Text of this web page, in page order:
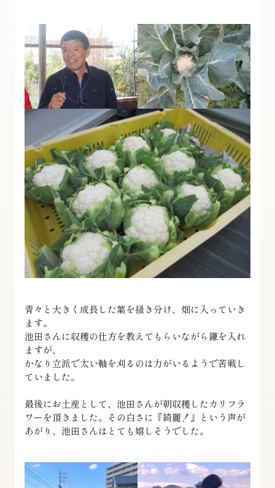
青々と大きく成長した葉を掻き分け、畑に入っていき
ます。
池田さんに収穫の仕方を教えてもらいながら鎌を入れ
ますが、
かなり立派で太い軸を刈るのは力がいるようで苦戦し
ていました。
最後にお土産として、池田さんが朝収穫したカリフラ
ワーを頂きました。その白さに『綺麗！』という声が
あがり、池田さんはとても嬉しそうでした。